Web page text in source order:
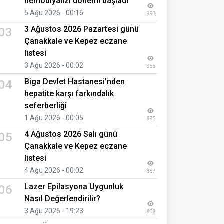
5 Ağu 2026 - 00:16 993
3 Ağustos 2026 Pazartesi günü
Çanakkale ve Kepez eczane
listesi
3 Ağu 2026 - 00:02 955
Biga Devlet Hastanesi’nden
hepatite karşı farkındalık
seferberliği
1 Ağu 2026 - 00:05 885
4 Ağustos 2026 Salı günü
Çanakkale ve Kepez eczane
listesi
4 Ağu 2026 - 00:02 857
Lazer Epilasyona Uygunluk
Nasıl Değerlendirilir?
3 Ağu 2026 - 19:23 808